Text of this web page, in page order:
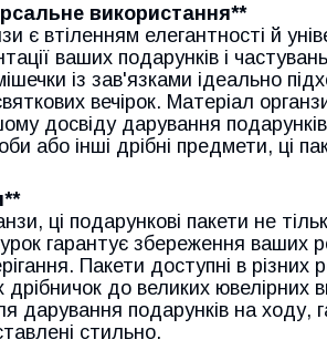
використання**
є втіленням елегантності й
ваших подарунків і
із зав'язками ідеально
вечірок. Матеріал
досвіду дарування
або інші дрібні предмети, ці
ці подарункові пакети не
гарантує збереження ваших
Пакети доступні в
дрібничок до великих ювелірних
дарування подарунків на ходу,
стильно.